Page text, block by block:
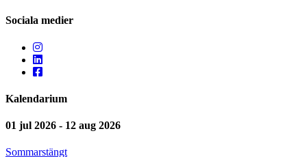
Sociala medier
Kalendarium
01 jul 2026 - 12 aug 2026
Sommarstängt